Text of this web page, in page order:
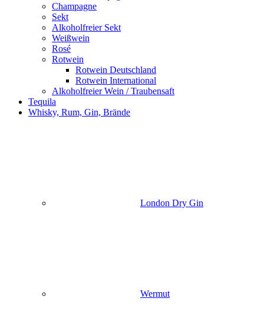
Champagne
Sekt
Alkoholfreier Sekt
Weißwein
Rosé
Rotwein
Rotwein Deutschland
Rotwein International
Alkoholfreier Wein / Traubensaft
Tequila
Whisky, Rum, Gin, Brände
London Dry Gin
Wermut